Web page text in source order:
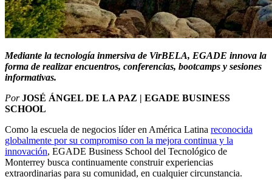
Mediante la tecnología inmersiva de VirBELA, EGADE innova la
forma de realizar encuentros, conferencias, bootcamps y sesiones
informativas.
PorJOSÉ ÁNGEL DE LA PAZ | EGADE BUSINESS
SCHOOL
Como la escuela de negocios líder en América Latina reconocida
globalmente por su compromiso con la mejora continua y la
innovación, EGADE Business School del Tecnológico de
Monterrey busca continuamente construir experiencias
extraordinarias para su comunidad, en cualquier circunstancia.